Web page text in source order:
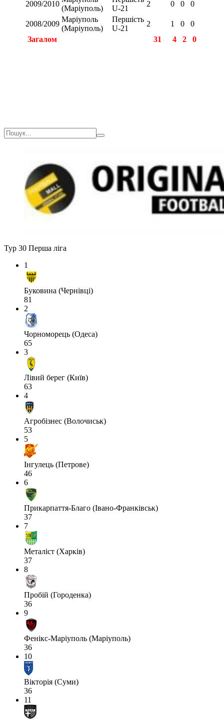
2009/2010
(Маріуполь)
U-21
2 0 0 0
2008/2009
Маріуполь
(Маріуполь)
Першість
U-21
2 1 0
0
Загалом
31 4 2 0
Тур 30 Перша ліга
1
Буковина (Чернівці)
81
2
Чорноморець (Одеса)
65
3
Лівий берег (Київ)
63
4
Агробізнес (Волочиськ)
53
5
Інгулець (Петрове)
46
6
Прикарпаття-Благо (Івано-Франківськ)
37
7
Металіст (Харків)
37
8
Пробій (Городенка)
36
9
Фенікс-Маріуполь (Маріуполь)
36
10
Вікторія (Суми)
36
11